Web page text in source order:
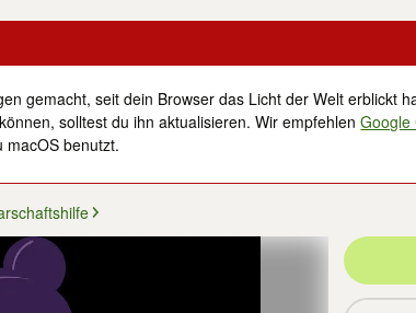
gemacht, seit dein Browser das Licht der Welt erblickt
solltest du ihn aktualisieren. Wir empfehlenGoogle
macOS benutzt.